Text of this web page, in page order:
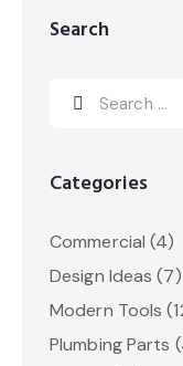
Search
Categories
Commercial (4)
Design Ideas (7)
Modern Tools
Plumbing Parts